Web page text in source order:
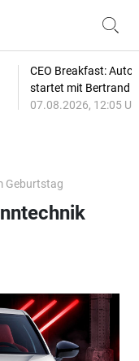
CEO Breakfast:
startet mit Bertrand
07.08.2026, 12:05
Geburtstag